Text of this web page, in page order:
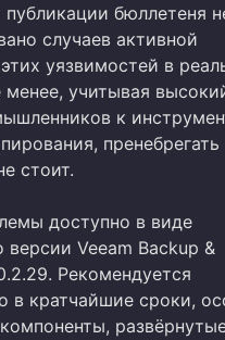
бюллетеня
случаев активной
уязвимостей в
менее, учитывая
к
пренебрегать
стоит.
доступно в виде
версии Veeam Backup &
Рекомендуется
в кратчайшие сроки,